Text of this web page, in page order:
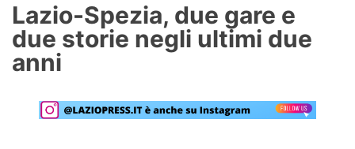
Formello
Infortuni
Primavera
Lazio-Spezia, due gare e
due storie negli ultimi due
anni